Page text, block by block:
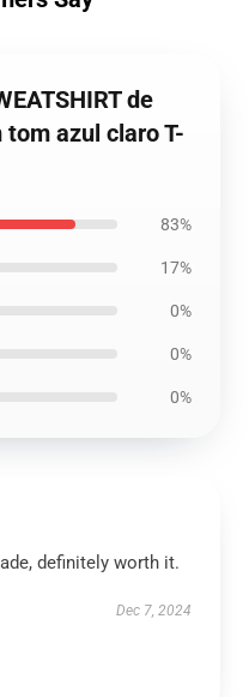
de
tom azul claro T-
83%
17%
0%
0%
0%
definitely worth it.
Dec 7, 2024